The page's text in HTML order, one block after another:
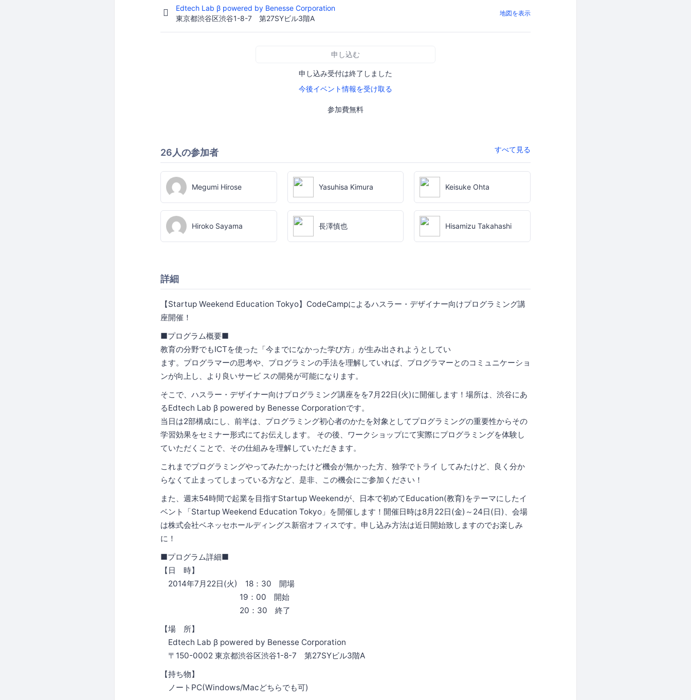
Edtech Lab β powered by Benesse Corporation
東京都渋谷区渋谷1-8-7 第27SYビル3階A
地図を表示
申し込む
申し込み受付は終了しました
今後イベント情報を受け取る
参加費無料
26人の参加者 すべて見る
Megumi Hirose Yasuhisa Kimura Keisuke Ohta
Hiroko Sayama 長澤慎也 Hisamizu Takahashi
詳細
【Startup Weekend Education Tokyo】CodeCampによるハスラー・デザイナー向けプログラミング講
座開催！
■プログラム概要■
教育の分野でもICTを使った「今までになかった学び方」が生み出されようとしてい
ます。プログラマーの思考や、プログラミンの手法を理解していれば、プログラマーとのコミュニケーショ
ンが向上し、より良いサービ スの開発が可能になります。
そこで、ハスラー・デザイナー向けプログラミング講座をを7月22日(火)に開催します！場所は、渋谷にあ
るEdtech Lab β powered by Benesse Corporationです。
当日は2部構成にし、前半は、プログラミング初心者のかたを対象としてプログラミングの重要性からその
学習効果をセミナー形式にてお伝えします。 その後、ワークショップにて実際にプログラミングを体験し
ていただくことで、その仕組みを理解していただきます。
これまでプログラミングやってみたかったけど機会が無かった方、独学でトライ してみたけど、良く分か
らなくて止まってしまっている方など、是非、この機会にご参加ください！
また、週末54時間で起業を目指すStartup Weekendが、日本で初めてEducation(教育)をテーマにしたイ
ベント「Startup Weekend Education Tokyo」を開催します！開催日時は8月22日(金)～24日(日)、会場
は株式会社ベネッセホールディングス新宿オフィスです。申し込み方法は近日開始致しますのでお楽しみ
に！
■プログラム詳細■
【日 時】
2014年7月22日(火) 18：30 開場
19：00 開始
20：30 終了
【場 所】
Edtech Lab β powered by Benesse Corporation
〒150-0002 東京都渋谷区渋谷1-8-7 第27SYビル3階A
【持ち物】
ノートPC(Windows/Macどちらでも可)